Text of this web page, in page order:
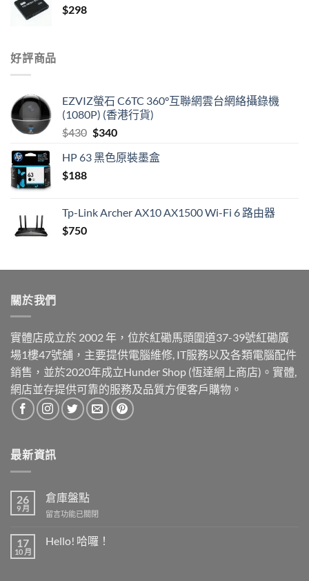
$298
好評商品
EZVIZ螢石 C6TC 360°互聯網雲台網絡攝錄機
(1080P) (香港行貨)
$430 Original
was:
$340Current
is:
HP 63 黑色原裝墨盒
$188
Tp-Link Archer AX10 AX1500 Wi-Fi 6 路由器
$750
關於我們
實體店成立於 2002 年，位於紅磡馬頭圍道37-39號紅磡廣
場1樓47號舖，主要提供電腦維修, IT服務以及各類電腦配件
銷售，並於2020年成立Hunder Shop (恆達網上商店)。實體,
網店並存提供可靠的服務及品質方便客戶購物。
最新資訊
26
9 月
倉庫盤點
在
庫
盤
留言功能已關閉
17
10 月
Hello! 哈囉！